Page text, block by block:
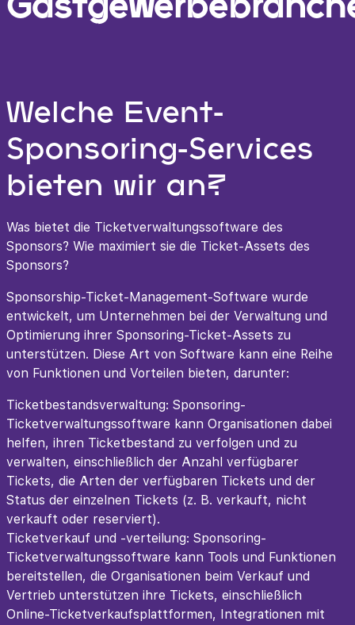
Welche Event-
Sponsoring-Services
bieten wir an?
Was bietet die Ticketverwaltungssoftware des
Sponsors? Wie maximiert sie die Ticket-Assets des
Sponsors?
Sponsorship-Ticket-Management-Software wurde
entwickelt, um Unternehmen bei der Verwaltung und
Optimierung ihrer Sponsoring-Ticket-Assets zu
unterstützen. Diese Art von Software kann eine Reihe
von Funktionen und Vorteilen bieten, darunter:
Ticketbestandsverwaltung: Sponsoring-
Ticketverwaltungssoftware kann Organisationen dabei
helfen, ihren Ticketbestand zu verfolgen und zu
verwalten, einschließlich der Anzahl verfügbarer
Tickets, die Arten der verfügbaren Tickets und der
Status der einzelnen Tickets (z. B. verkauft, nicht
verkauft oder reserviert).
Ticketverkauf und -verteilung: Sponsoring-
Ticketverwaltungssoftware kann Tools und Funktionen
bereitstellen, die Organisationen beim Verkauf und
Vertrieb unterstützen ihre Tickets, einschließlich
Online-Ticketverkaufsplattformen, Integrationen mit